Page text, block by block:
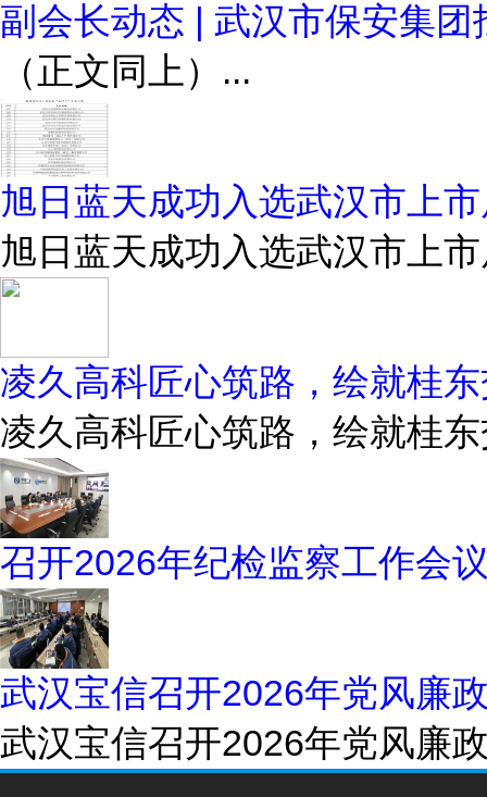
副会长动态 | 武汉市保安集
（正文同上）...
旭日蓝天成功入选武汉市上市
旭日蓝天成功入选武汉市上市
凌久高科匠心筑路，绘就桂
凌久高科匠心筑路，绘就桂
召开2026年纪检监察工作会
武汉宝信召开2026年党风廉
武汉宝信召开2026年党风廉